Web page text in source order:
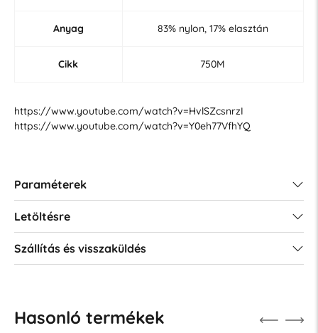
Anyag 83% nylon, 17% elasztán
Cikk 750M
https://www.youtube.com/watch?v=HvlSZcsnrzI
https://www.youtube.com/watch?v=Y0eh77VfhYQ
Paraméterek
Letöltésre
Szállítás és visszaküldés
Hasonló termékek